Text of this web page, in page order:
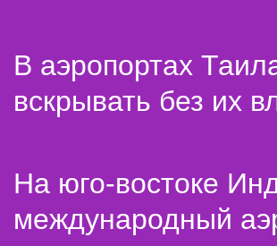
В аэропортах
вскрывать без их
На юго-востоке
международный